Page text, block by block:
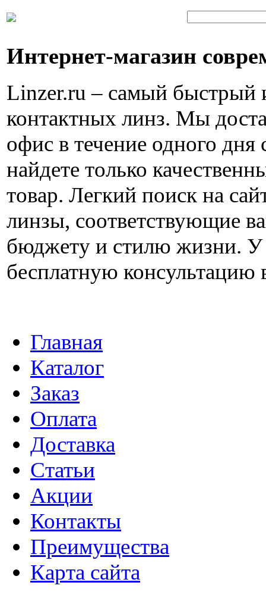
Интернет-магазин
Linzer.ru – самый быстрый
контактных линз. Мы
офис в течение одного дня
найдете только
товар. Легкий поиск на
линзы, соответствующие
бюджету и стилю жизни. У
бесплатную консультацию
Главная
Каталог
Заказ
Оплата
Доставка
Статьи
Акции
Контакты
Преимущества
Карта сайта